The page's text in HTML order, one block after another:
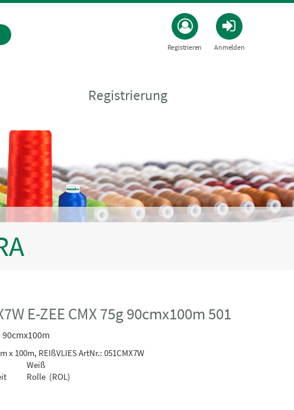
Anmelden
Registrieren
Registrierung
E-ZEE CMX 75g 90cmx100m 501
90cmx100m
x 100m, REIßVLIESArtNr.: 051CMX7W
Weiß
Rolle (ROL)